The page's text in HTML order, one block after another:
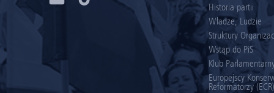
Historia partii
Władze, Ludzie
Struktury
Wstąp do PiS
Klub
Europejscy
Reformatorzy (ECR)